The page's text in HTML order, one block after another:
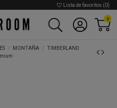
Lista de favoritos (0)
0
MONTAÑA
TIMBERLAND